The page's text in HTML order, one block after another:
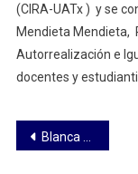
(CIRA-UATx ) y se
Mendieta Mendieta,
Autorrealización e
docentes y estudiantil.
Blanca Águila convoca a la unidad de sectores políticos, sociales y gubernamentales para enfrentar inseguridad en Tlaxcala